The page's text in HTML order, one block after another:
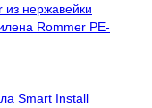
нержавейки
Rommer PE-
Smart Install